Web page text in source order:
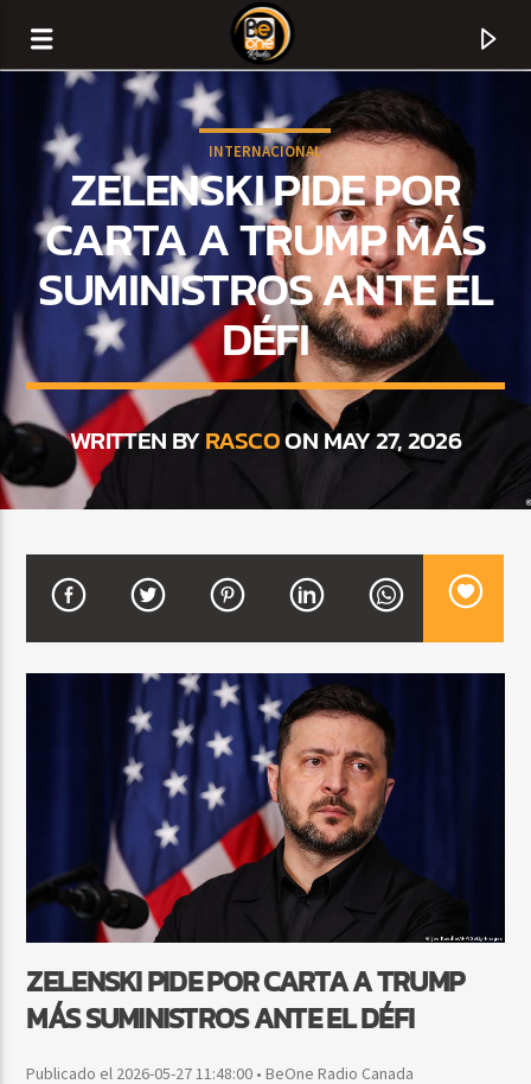
CURRENT TRACK
TITLE
ARTIST
BALADAS ROMÁNTICAS
6:00 AM
Beone Radio
INTERNACIONAL
ZELENSKI PIDE POR
CARTA A TRUMP MÁS
SUMINISTROS ANTE EL
DÉFI
WRITTEN BYRASCOON MAY 27, 2026
ZELENSKI PIDE POR CARTA A TRUMP
MÁS SUMINISTROS ANTE EL DÉFI
Publicado el 2026-05-27 11:48:00 • BeOne Radio Canada